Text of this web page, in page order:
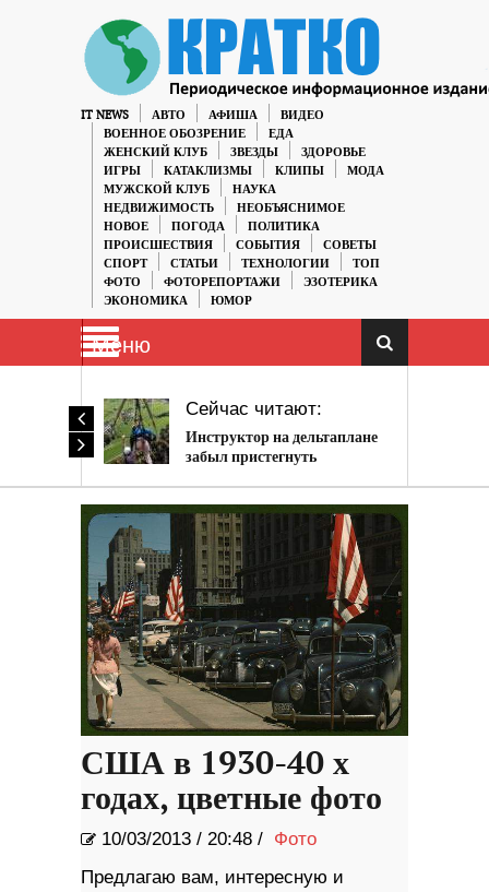
IT NEWS АВТО АФИША
ВИДЕО
ВОЕННОЕ ОБОЗРЕНИЕ
ЕДА
ЖЕНСКИЙ КЛУБ
ЗВЕЗДЫ
ЗДОРОВЬЕ
ИГРЫ
КАТАКЛИЗМЫ КЛИПЫ
МОДА
МУЖСКОЙ КЛУБ
НАУКА
НЕДВИЖИМОСТЬ
НЕОБЪЯСНИМОЕ
НОВОЕ
ПОГОДА
ПОЛИТИКА
ПРОИСШЕСТВИЯ
СОБЫТИЯ
СОВЕТЫ
СПОРТ
СТАТЬИ ТЕХНОЛОГИИ
ТОП
ФОТО
ФОТОРЕПОРТАЖИ
ЭЗОТЕРИКА
ЭКОНОМИКА
ЮМОР
Меню
Сейчас читают:
Инструктор на дельтаплане
забыл пристегнуть
США в 1930-40 х
годах, цветные фото
10/03/2013 / 20:48 / Фото
Предлагаю вам, интересную и